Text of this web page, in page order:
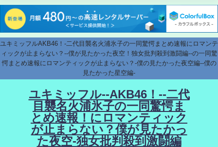
ユキミッフルAKB46！-二代目襲名火浦氷子の一同驚愕まとめ速報にロマンテ
ィックが止まらない？--僕が見たかった夜空！独女批判殺到激闘編--の一同驚
愕まとめ速報にロマンティックが止まらない？-僕の見たかった夜空編--僕の
見たかった星空編-
ユキミッフル--AKB46！--二代
目襲名火浦氷子の一同驚愕ま
とめ速報！にロマンティック
が止まらない？僕が見たかっ
た夜空-独女批判殺到激闘編